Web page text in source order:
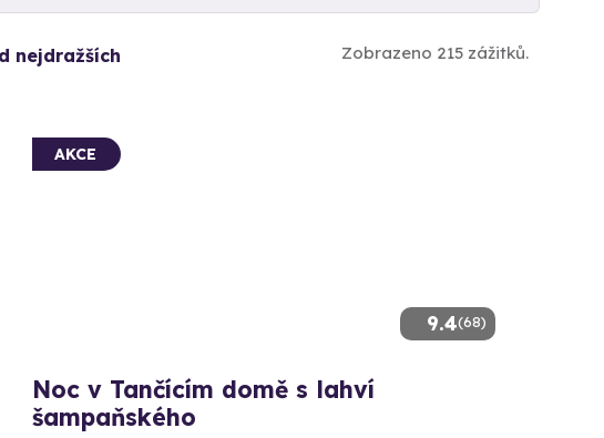
nejdražších Zobrazeno 215 zážitků.
9.4(68)
AKCE
Noc v Tančícím domě s lahví
šampaňského